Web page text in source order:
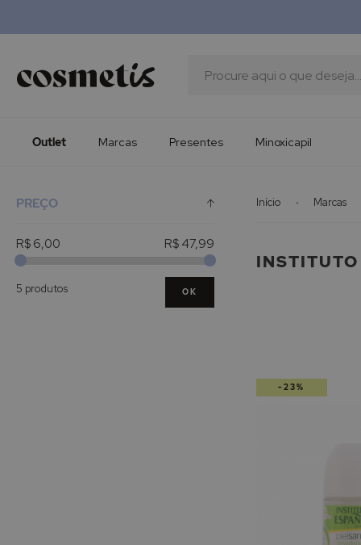
Procura
Presentes
Minoxicapil
Outlet Marcas Presentes Minoxicapil
Início Marcas
-23%
PREÇO
R$ 6,00 R$ 47,99
5 produtos OK